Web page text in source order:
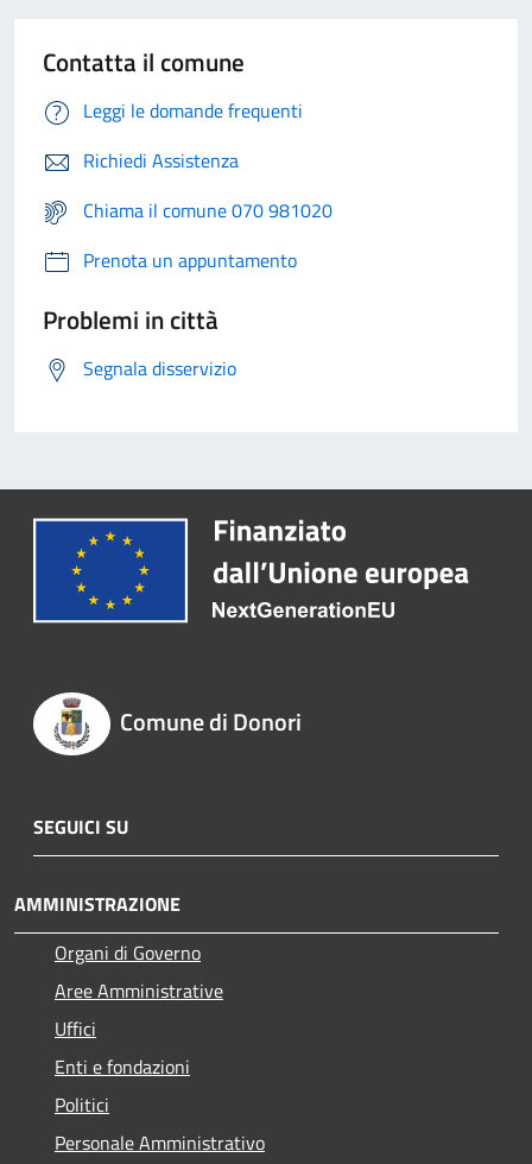
Contatta il comune
Leggi le domande frequenti
Richiedi Assistenza
Chiama il comune 070 981020
Prenota un appuntamento
Problemi in città
Segnala disservizio
Comune di Donori
SEGUICI SU
AMMINISTRAZIONE
Organi di Governo
Aree Amministrative
Uffici
Enti e fondazioni
Politici
Personale Amministrativo